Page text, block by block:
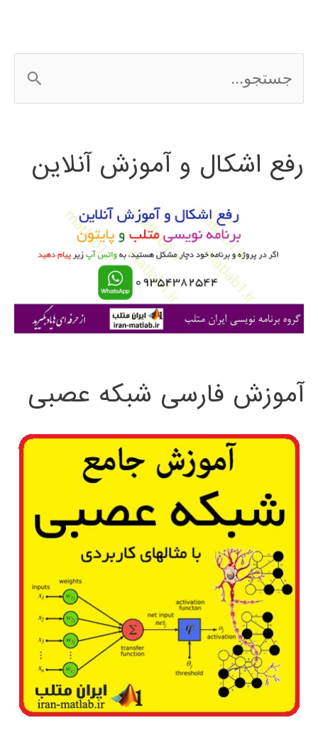
س
ج
ی
رفع اشکال و آموزش آنلاین
آموزش فارسی شبکه عصبی